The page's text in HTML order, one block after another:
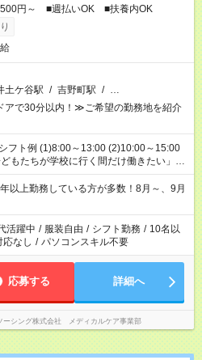
円～ ■週払いOK ■扶養内OK
土ケ谷駅 / 吉野町駅 / …
アで30分以内！≫ご希望の勤務地を紹介
準備がしたい」 「午前中は働いて、午後
にしたい」 など、ご希望を教えてくださ
の勤務時間。 合計で週40時間を超える
。
以上勤務している方が多数！8月～、9月
活躍中 / 服装自由 / シフト勤務 / 10名以
応なし / パソコンスキル不要
応募する 詳細へ
ーシング株式会社 メディカルケア事業部